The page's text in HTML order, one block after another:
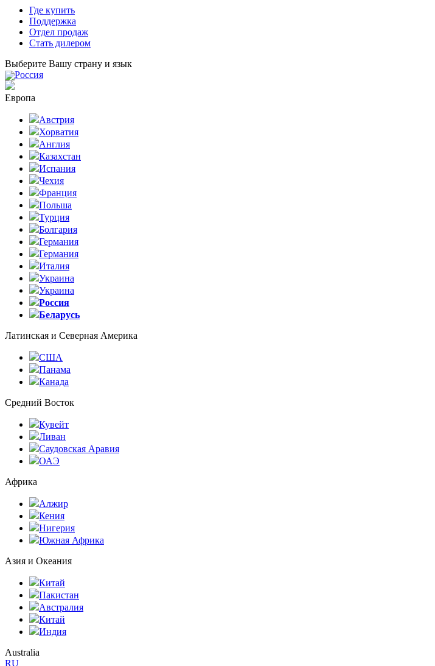
Где купить
Поддержка
Отдел продаж
Стать дилером
Выберите Вашу страну и язык
Россия
Европа
Австрия
Хорватия
Англия
Казахстан
Испания
Чехия
Франция
Польша
Турция
Болгария
Германия
Германия
Италия
Украина
Украина
Россия
Беларусь
Латинская и Северная Америка
США
Панама
Канада
Средний Восток
Кувейт
Ливан
Саудовская Аравия
ОАЭ
Африка
Алжир
Кения
Нигерия
Южная Африка
Азия и Океания
Китай
Пакистан
Австралия
Китай
Индия
Australia
RU